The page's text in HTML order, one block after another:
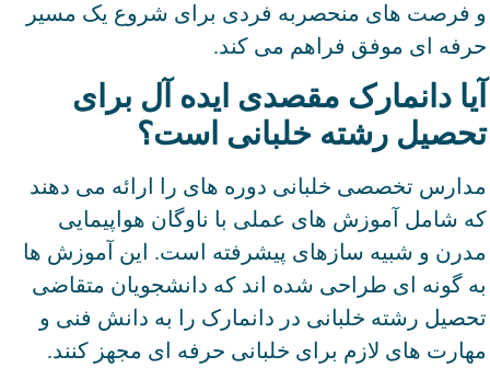
و فرصت های منحصربه فردی برای شروع یک مسیر
حرفه ای موفق فراهم می کند.
آیا دانمارک مقصدی ایده آل برای
تحصیل رشته خلبانی است؟
مدارس تخصصی خلبانی دوره های را ارائه می دهند
که شامل آموزش های عملی با ناوگان هواپیمایی
مدرن و شبیه سازهای پیشرفته است. این آموزش ها
به گونه ای طراحی شده اند که دانشجویان متقاضی
تحصیل رشته خلبانی در دانمارک را به دانش فنی و
مهارت های لازم برای خلبانی حرفه ای مجهز کنند.